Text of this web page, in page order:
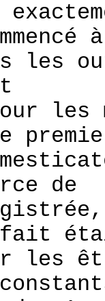
les
les
de
fait
les